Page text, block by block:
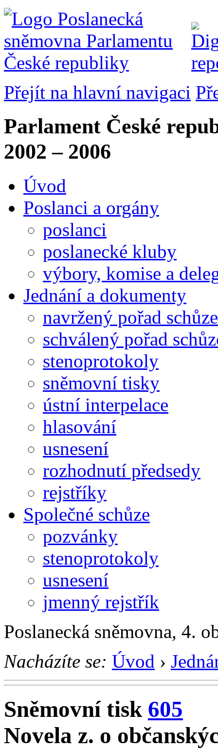
Přejít na hlavní navigaci
Parlament České
2002 – 2006
Úvod
Poslanci a orgány
poslanci
poslanecké kluby
výbory, komise a
Jednání a dokumenty
navržený pořad schůze
schválený pořad
stenoprotokoly
sněmovní tisky
ústní interpelace
hlasování
usnesení
rozhodnutí předsedy
rejstříky
Společné schůze
pozvánky
stenoprotokoly
usnesení
jmenný rejstřík
Poslanecká sněmovna, 4.
Nacházíte se: Úvod ›
Sněmovní tisk 605
Novela z. o